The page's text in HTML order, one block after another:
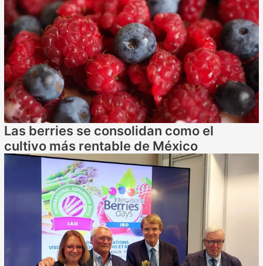
Las berries se consolidan como el
cultivo más rentable de México